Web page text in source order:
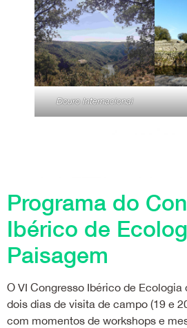
Douro Internacional
Programa do
Ibérico de
Paisagem
O VI Congresso Ibérico de
dois dias de visita de campo (19 e
com momentos de workshops e